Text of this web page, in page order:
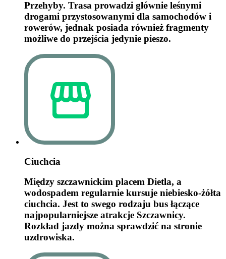
Przehyby. Trasa prowadzi głównie leśnymi
drogami przystosowanymi dla samochodów i
rowerów, jednak posiada również fragmenty
możliwe do przejścia jedynie pieszo.
Ciuchcia
Między szczawnickim placem Dietla, a
wodospadem regularnie kursuje niebiesko-żółta
ciuchcia. Jest to swego rodzaju bus łączące
najpopularniejsze atrakcje Szczawnicy.
Rozkład jazdy można sprawdzić na stronie
uzdrowiska.